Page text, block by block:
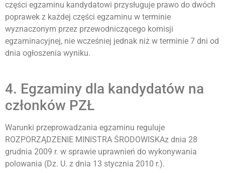
części egzaminu kandydatowi przysługuje prawo do dwóch
poprawek z każdej części egzaminu w terminie
wyznaczonym przez przewodniczącego komisji
egzaminacyjnej, nie wcześniej jednak niż w terminie 7 dni od
dnia ogłoszenia wyniku.
4. Egzaminy dla kandydatów na
członków PZŁ
Warunki przeprowadzania egzaminu reguluje
ROZPORZĄDZENIE MINISTRA ŚRODOWISKAz dnia 28
grudnia 2009 r. w sprawie uprawnień do wykonywania
polowania (Dz. U. z dnia 13 stycznia 2010 r.).